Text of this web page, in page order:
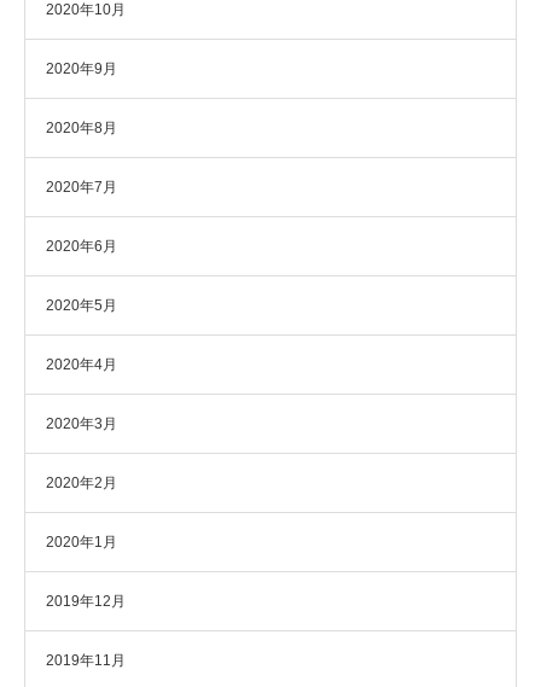
2020年10月
2020年9月
2020年8月
2020年7月
2020年6月
2020年5月
2020年4月
2020年3月
2020年2月
2020年1月
2019年12月
2019年11月